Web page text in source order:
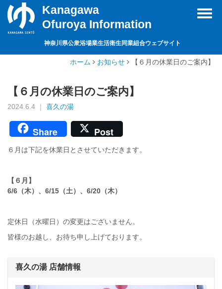
Kanagawa
Ofuroya Information
神奈川県公衆浴場業生活衛生同業組合ウェブサイト
ホーム お知らせ 【６月の休業日のご案内】
【６月の休業日のご案内】
2024.6.4 ｜ 喜久の湯
Share Post
６月は下記を休業日とさせていただきます。
【６月】
6/6（木）、6/15（土）、6/20（木）
定休日（水曜日）の変更はございません。
皆様のお越し、お待ち申し上げております。
喜久の湯 店舗情報